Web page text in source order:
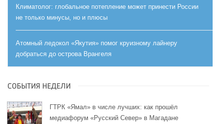
Климатолог: глобальное потепление может принести России
не только минусы, но и плюсы
Атомный ледокол «Якутия» помог круизному лайнеру
добраться до острова Врангеля
СОБЫТИЯ НЕДЕЛИ
ГТРК «Ямал» в числе лучших: как прошёл
медиафорум «Русский Север» в Магадане